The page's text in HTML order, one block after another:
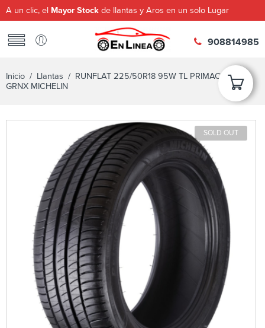
A un clic, el Mayor Stock de llantas y Aros en un solo Lugar
908814985
Inicio / Llantas / RUNFLAT 225/50R18 95W TL PRIMACY 3 ST
GRNX MICHELIN
SOLD OUT